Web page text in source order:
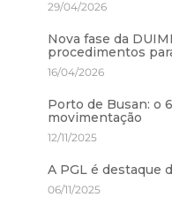
29/04/2026
Nova fase da
procedimentos
16/04/2026
Porto de Busan: o
movimentação
12/11/2025
A PGL é destaque
06/11/2025